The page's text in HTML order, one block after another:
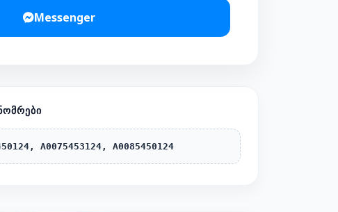
Messenger
A0075453124, A0085450124